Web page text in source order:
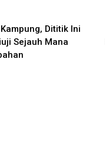
Dititik Ini
Sejauh Mana